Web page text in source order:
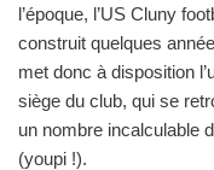
l’époque, l’US Cluny
construit quelques
met donc à disposition
siège du club, qui se
un nombre incalculable
(youpi !).